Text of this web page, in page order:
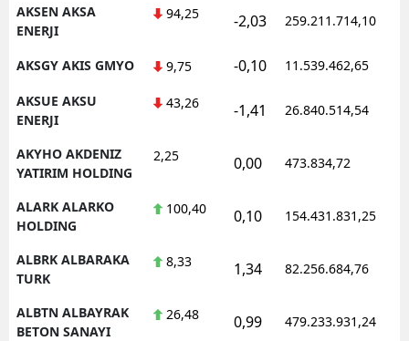
Siirt
Sinop
Tokat
Şanlıurfa
AKSEN AKSA
ENERJI
94,25 -2,03 259.211.714,10
AKSGY AKIS GMYO 9,75 -0,10 11.539.462,65
AKSUE AKSU
ENERJI
43,26 -1,41 26.840.514,54
AKYHO AKDENIZ
YATIRIM HOLDING
2,25 0,00 473.834,72
ALARK ALARKO
HOLDING
100,40 0,10 154.431.831,25
ALBRK ALBARAKA
TURK
8,33 1,34 82.256.684,76
ALBTN ALBAYRAK
BETON SANAYI
26,48 0,99 479.233.931,24